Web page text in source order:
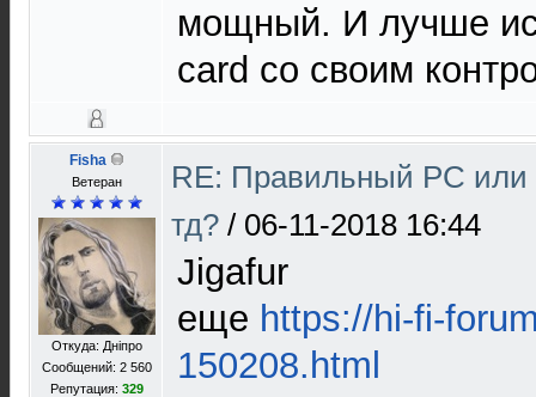
мощный. И лучше
card со своим
Fisha
Ветеран
Откуда: Дніпро
Сообщений: 2 560
Репутация: 329
RE: Правильный PC
тд? / 06-11-2018 16:44
Jigafur
еще https://hi-fi-
150208.html